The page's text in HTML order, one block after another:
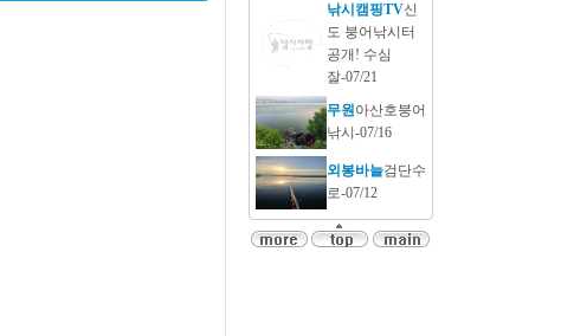
낚시캠핑TV신
도 붕어낚시터
공개! 수심
잘-07/21
무원아산호붕어
낚시-07/16
외봉바늘검단수
로-07/12